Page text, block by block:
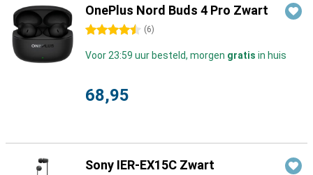
OnePlus Nord Buds 4 Pro Zwart
4.5 sterren (6)
Voor 23:59 uur besteld, morgen gratis in huis
68,95
Sony IER-EX15C Zwart